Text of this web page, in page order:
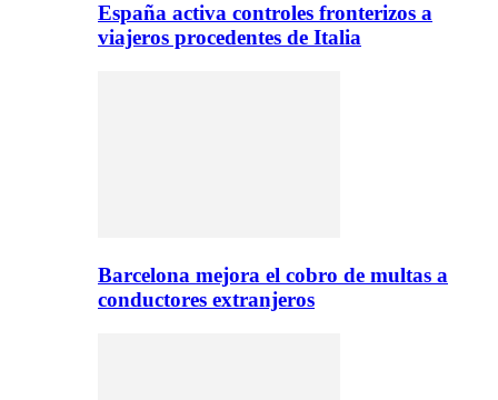
España activa controles fronterizos a
viajeros procedentes de Italia
Barcelona mejora el cobro de multas a
conductores extranjeros